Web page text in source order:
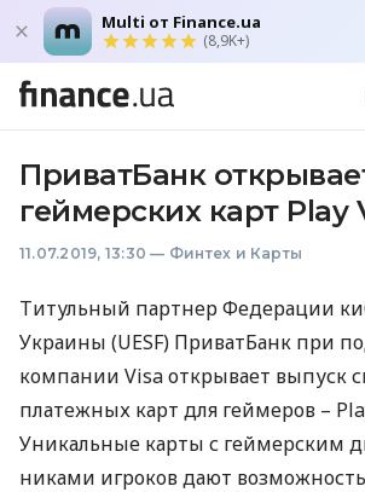
Multi от Finance.ua
(8,9K+)
ПриватБанк
геймерских карт Play
11.07.2019, 13:30 — Финтех и Карты
Титульный партнер Федерации
Украины (UESF) ПриватБанк при
компании Visa открывает выпуск
платежных карт для геймеров –
Уникальные карты с геймерским
никами игроков дают